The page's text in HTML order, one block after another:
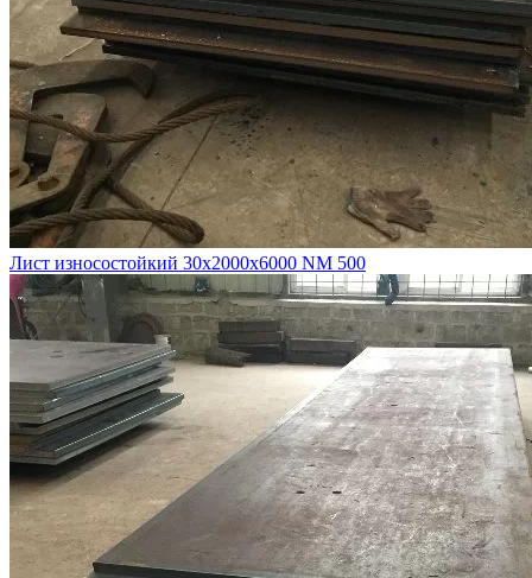
Лист износостойкий 30х2000х6000 NM 500